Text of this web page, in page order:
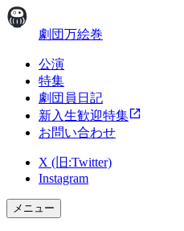
劇団万絵巻
公演
特集
劇団員日記
新入生歓迎特集
お問い合わせ
X (旧:Twitter)
Instagram
メニュー